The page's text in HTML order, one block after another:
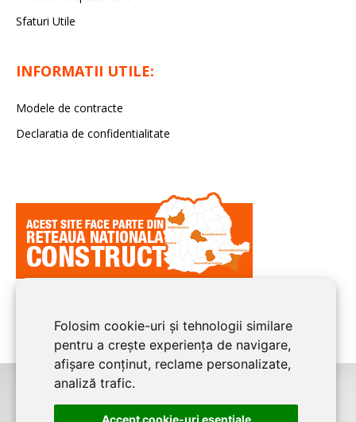
Folosim cookie-uri și tehnologii similare
pentru a crește experiența de navigare,
afișare conținut, reclame personalizate,
analiză trafic.
Accept cookie-uri esenţiale
Sfaturi Utile
INFORMATII UTILE:
Modele de contracte
Declaratia de confidentialitate
BUCURESTI CONSTRUCTeste un serviciu de promovare online